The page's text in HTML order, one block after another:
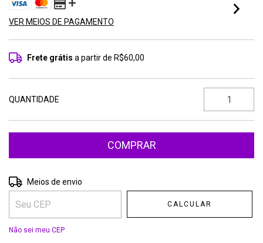
VER MEIOS DE PAGAMENTO
Frete grátis a partir de R$60,00
QUANTIDADE
Entregas para o CEP:
Meios de envio
CALCULAR
Não sei meu CEP